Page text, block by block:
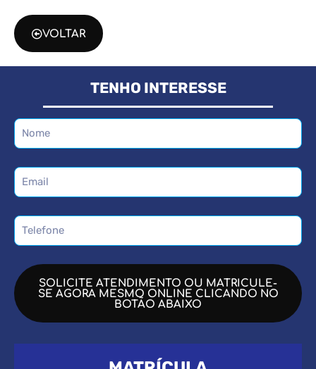
VOLTAR
TENHO INTERESSE
SOLICITE ATENDIMENTO OU MATRICULE-
SE AGORA MESMO ONLINE CLICANDO NO
BOTÃO ABAIXO